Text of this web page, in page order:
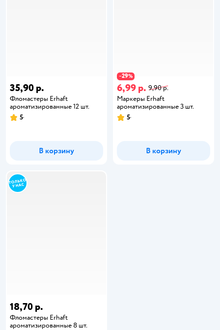
35,90 р.
Фломастеры Erhaft
ароматизированные 12 шт.
5
В корзину
−29%
6,99 р. 9,90 р.
Маркеры Erhaft
ароматизированные 3 шт.
5
В корзину
18,70 р.
Фломастеры Erhaft
ароматизированные 8 шт.